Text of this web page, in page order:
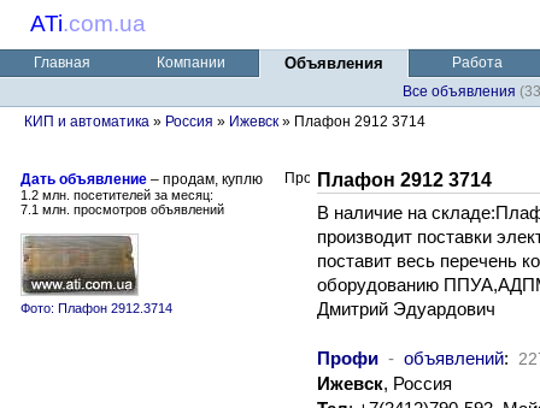
ATi.com.ua
Главная Компании Объявления
Работа
Все объявления
КИП и автоматика » Россия » Ижевск » Плафон 2912 3714
Дать объявление – продам, куплю
1.2 млн. посетителей за месяц:
7.1 млн. просмотров объявлений
Фото: Плафон 2912.3714
Плафон 2912 3714
В наличие на
производит поставки
поставит весь перечень
оборудованию
Дмитрий Эдуардович
Профи - объявлений:
Ижевск, Россия